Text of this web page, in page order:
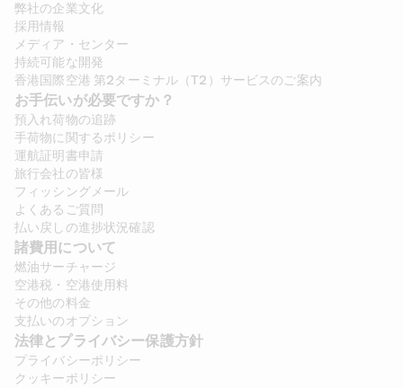
弊社の企業文化
採用情報
メディア・センター
持続可能な開発
香港国際空港 第2ターミナル（T2）サービスのご案内
お手伝いが必要ですか？
預入れ荷物の追跡
手荷物に関するポリシー
運航証明書申請
旅行会社の皆様
フィッシングメール
よくあるご質問
払い戻しの進捗状況確認
諸費用について
燃油サーチャージ
空港税・空港使用料
その他の料金
支払いのオプション
法律とプライバシー保護方針
プライバシーポリシー
クッキーポリシー